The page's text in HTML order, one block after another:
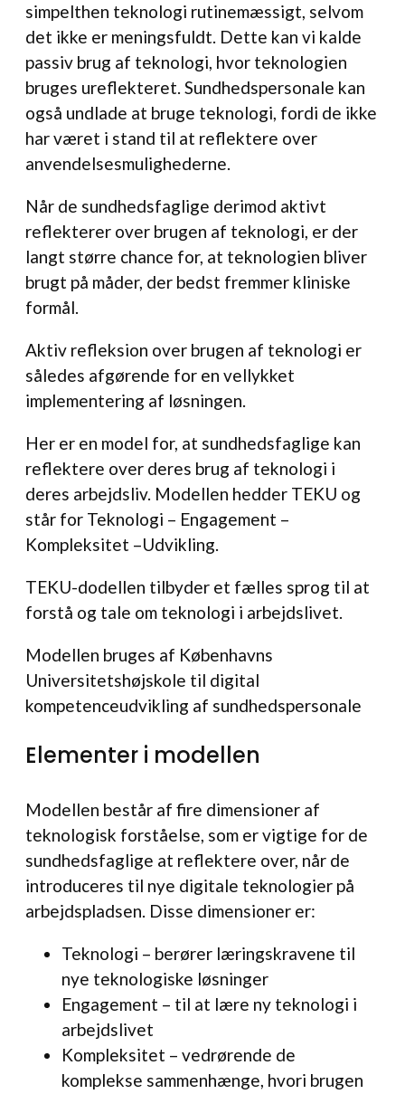
simpelthen teknologi rutinemæssigt, selvom
det ikke er meningsfuldt. Dette kan vi kalde
passiv brug af teknologi, hvor teknologien
bruges ureflekteret. Sundhedspersonale kan
også undlade at bruge teknologi, fordi de ikke
har været i stand til at reflektere over
anvendelsesmulighederne.
Når de sundhedsfaglige derimod aktivt
reflekterer over brugen af teknologi, er der
langt større chance for, at teknologien bliver
brugt på måder, der bedst fremmer kliniske
formål.
Aktiv refleksion over brugen af teknologi er
således afgørende for en vellykket
implementering af løsningen.
Her er en model for, at sundhedsfaglige kan
reflektere over deres brug af teknologi i
deres arbejdsliv. Modellen hedder TEKU og
står for Teknologi – Engagement –
Kompleksitet –Udvikling.
TEKU-dodellen tilbyder et fælles sprog til at
forstå og tale om teknologi i arbejdslivet.
Modellen bruges af Københavns
Universitetshøjskole til digital
kompetenceudvikling af sundhedspersonale
Elementer i modellen
Modellen består af fire dimensioner af
teknologisk forståelse, som er vigtige for de
sundhedsfaglige at reflektere over, når de
introduceres til nye digitale teknologier på
arbejdspladsen. Disse dimensioner er:
Teknologi – berører læringskravene til
nye teknologiske løsninger
Engagement – til at lære ny teknologi i
arbejdslivet
Kompleksitet – vedrørende de
komplekse sammenhænge, hvori brugen